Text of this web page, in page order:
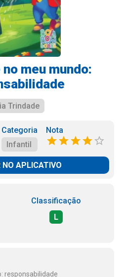
meu mundo:
Trindade
Categoria
Infantil
Nota
NO APLICATIVO
Classificação
L
responsabilidade